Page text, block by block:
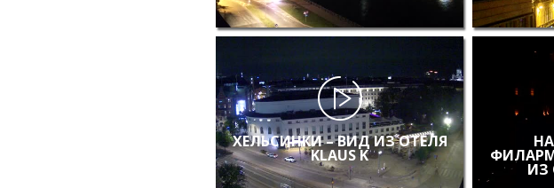
ХЕЛЬСИНКИ – ВИД ИЗ ОТЕЛЯ
KLAUS K
ИЗ